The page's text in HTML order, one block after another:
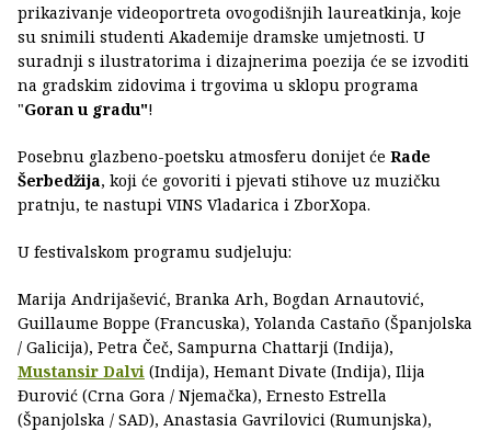
prikazivanje videoportreta ovogodišnjih laureatkinja, koje
su snimili studenti Akademije dramske umjetnosti. U
suradnji s ilustratorima i dizajnerima poezija će se izvoditi
na gradskim zidovima i trgovima u sklopu programa
"Goran u gradu"!
Posebnu glazbeno-poetsku atmosferu donijet će Rade
Šerbedžija, koji će govoriti i pjevati stihove uz muzičku
pratnju, te nastupi VINS Vladarica i ZborXopa.
U festivalskom programu sudjeluju:
Marija Andrijašević, Branka Arh, Bogdan Arnautović,
Guillaume Boppe (Francuska), Yolanda Castaño (Španjolska
/ Galicija), Petra Čeč, Sampurna Chattarji (Indija),
Mustansir Dalvi (Indija), Hemant Divate (Indija), Ilija
Đurović (Crna Gora / Njemačka), Ernesto Estrella
(Španjolska / SAD), Anastasia Gavrilovici (Rumunjska),